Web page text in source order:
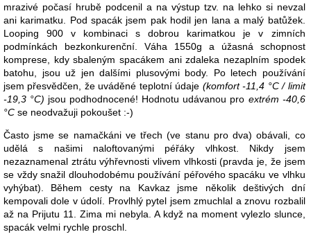
mrazivé počasí hrubě podcenil a na výstup tzv. na lehko si nevzal
ani karimatku. Pod spacák jsem pak hodil jen lana a malý batůžek.
Looping 900 v kombinaci s dobrou karimatkou je v zimních
podmínkách bezkonkurenční. Váha 1550g a úžasná schopnost
komprese, kdy sbaleným spacákem ani zdaleka nezaplním spodek
batohu, jsou už jen dalšími plusovými body. Po letech používání
jsem přesvědčen, že uváděné teplotní údaje (komfort -11,4 °C / limit
-19,3 °C) jsou podhodnocené! Hodnotu udávanou pro extrém -40,6
°C se neodvažuji pokoušet :-)
Často jsme se namačkáni ve třech (ve stanu pro dva) obávali, co
udělá s našimi naloftovanými péřáky vlhkost. Nikdy jsem
nezaznamenal ztrátu výhřevnosti vlivem vlhkosti (pravda je, že jsem
se vždy snažil dlouhodobému používání péřového spacáku ve vlhku
vyhýbat). Během cesty na Kavkaz jsme několik deštivých dní
kempovali dole v údolí. Provlhlý pytel jsem zmuchlal a znovu rozbalil
až na Prijutu 11. Zima mi nebyla. A když na moment vylezlo slunce,
spacák velmi rychle proschl.